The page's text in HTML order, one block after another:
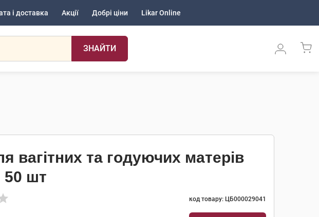
і доставка Акції Добрі ціни Likar Online
ЗНАЙТИ
вагітних та годуючих матерів
50 шт
код товару: ЦБ000029041